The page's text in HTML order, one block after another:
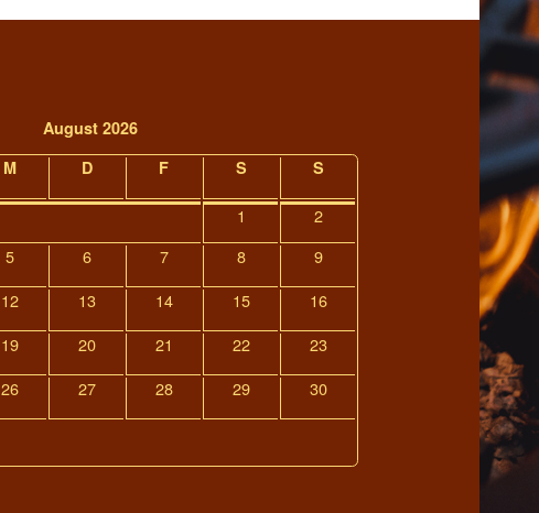
August 2026
M D F S S
1
2
5 6 7 8
9
12 13 14 15
16
19 20 21 22
23
26 27 28 29
30